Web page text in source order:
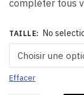
compléter tous
TAILLE: No
Effacer